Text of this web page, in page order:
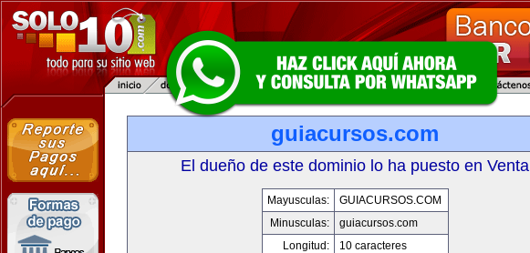
guiacursos.com
El dueño de este dominio lo ha puesto en Venta
Mayusculas:
GUIACURSOS.COM
Minusculas:
guiacursos.com
Longitud:
10 caracteres